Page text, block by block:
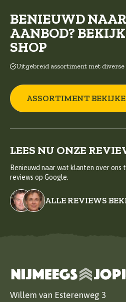
BENIEUWD
AANBOD?
SHOP
Uitgebreid assortiment met
ASSORTIMENT
LEES NU ONZE
Benieuwd naar wat klanten over ons
reviews op Google.
ALLE REVIEWS
Willem van Esterenweg 3